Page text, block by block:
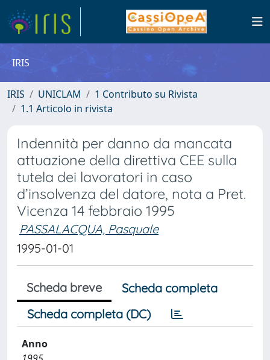
IRIS
IRIS UNICLAM
1 Contributo su Rivista
1.1 Articolo in rivista
Indennità per danno da mancata
attuazione della direttiva CEE sulla
tutela dei lavoratori in caso
d’insolvenza del datore, nota a Pret.
Vicenza 14 febbraio 1995
PASSALACQUA, Pasquale
1995-01-01
Scheda breve
Scheda completa
Scheda completa (DC)
Anno